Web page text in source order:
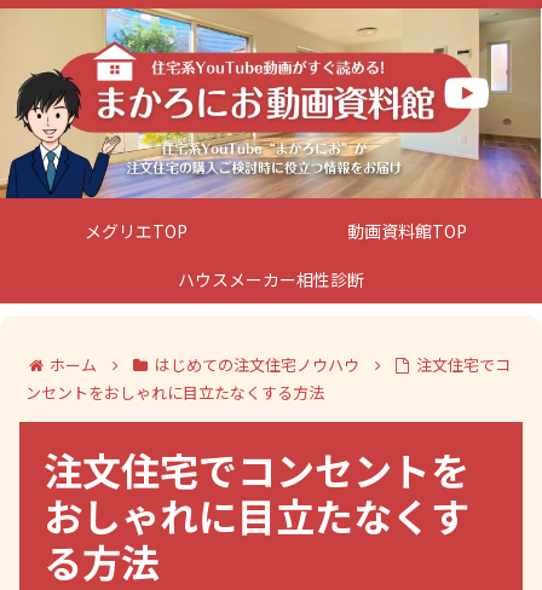
メグリエTOP
動画資料館TOP
ハウスメーカー相性診断
ホーム はじめての注文住宅ノウハウ
注文住宅でコ
ンセントをおしゃれに目立たなくする方法
注文住宅でコンセントを
おしゃれに目立たなくす
る方法